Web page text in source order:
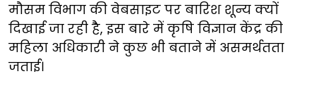
मौसम विभाग की वेबसाइट पर बारिश शून्य क्यों
दिखाई जा रही हैै, इस बारे में कृषि विज्ञान केंद्र की
महिला अधिकारी ने कुछ भी बताने में असमर्थतता
जताई।